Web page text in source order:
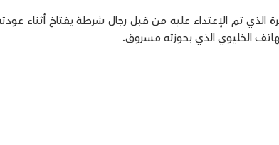
الذي تم الإعتداء عليه من قبل رجال شرطة يفتاخ أثناء
الخليوي الذي بحوزته مسروق.